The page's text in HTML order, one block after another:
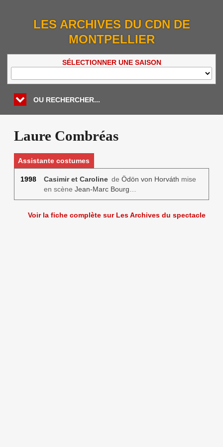
LES ARCHIVES DU CDN DE
MONTPELLIER
SÉLECTIONNER UNE SAISON
OU RECHERCHER...
Laure Combréas
Assistante costumes
1998 Casimir et Carolinede Ödön von Horváth mise
en scène Jean-Marc Bourg
Voir la fiche complète sur Les Archives du spectacle